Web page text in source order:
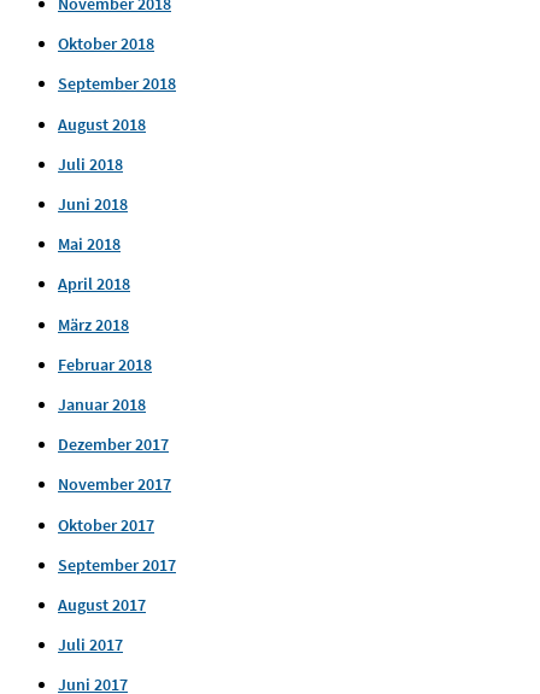
Oktober 2018
September 2018
August 2018
Juli 2018
Juni 2018
Mai 2018
April 2018
März 2018
Februar 2018
Januar 2018
Dezember 2017
November 2017
Oktober 2017
September 2017
August 2017
Juli 2017
Juni 2017